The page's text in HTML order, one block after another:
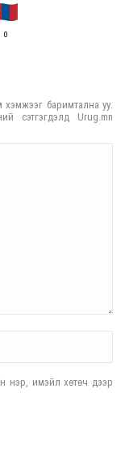
0
хэмжээг баримтална уу.
сэтгэгдэлд Urug.mn
нэр, имэйл хөтөч дээр